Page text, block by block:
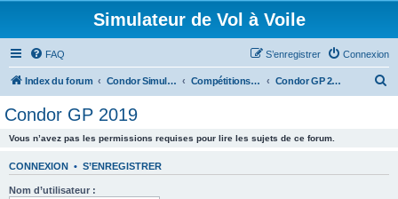
Simulateur de Vol à Voile
FAQ Connexion
S’enregistrer
Index du forum Condor Simulateur de Vol à Voile Compétitions Condor Condor GP 2019
Condor GP 2019
Vous n’avez pas les permissions requises pour lire les sujets de ce forum.
CONNEXION • S’ENREGISTRER
Nom d’utilisateur :